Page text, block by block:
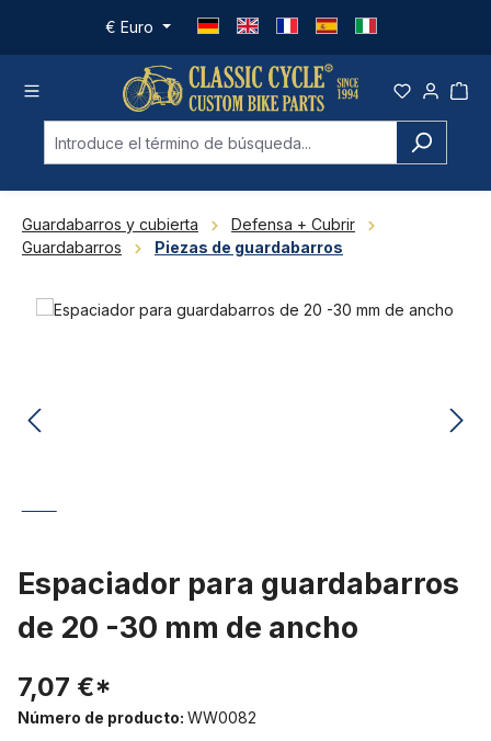
Saltar al contenido principal
€ Euro
Guardabarros y cubierta
Defensa + Cubrir
Guardabarros
Piezas de guardabarros
Omitir galería de imágenes
Espaciador para guardabarros
de 20 -30 mm de ancho
7,07 €*
Número de producto: WW0082